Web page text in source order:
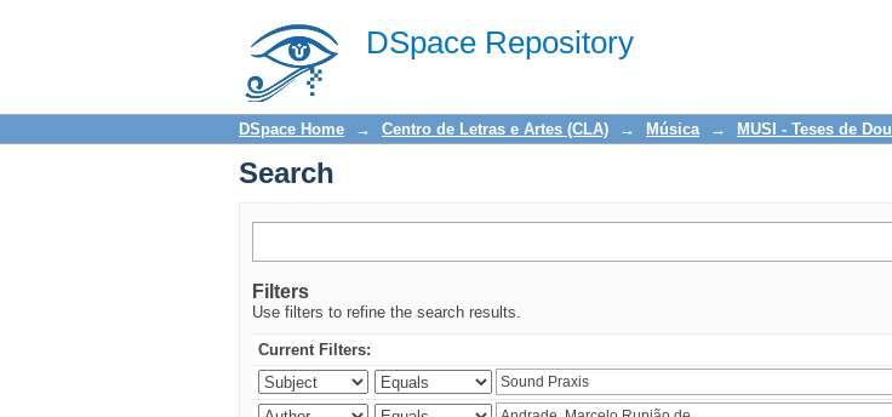
DSpace Repository
Search
DSpace Home → Centro de Letras e Artes (CLA) → Música → MUSI - Teses de
Search
Filters
Use filters to refine the search results.
Current Filters: